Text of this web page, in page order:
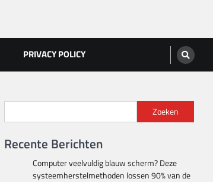
PRIVACY POLICY
Zoeken
Recente Berichten
Computer veelvuldig blauw scherm? Deze
systeemherstelmethoden lossen 90% van de